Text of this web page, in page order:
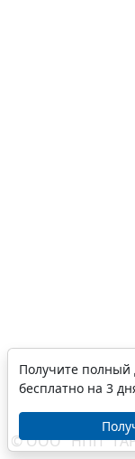
© ООО "НПП
Получите полный
бесплатно на 3